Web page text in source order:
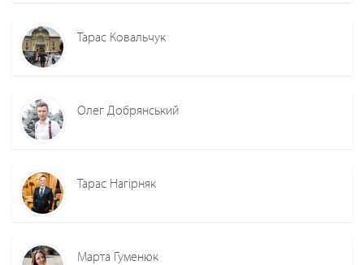
Тарас Ковальчук
Олег Добрянський
Тарас Нагірняк
Марта Гуменюк